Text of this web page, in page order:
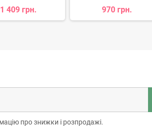
1 409 грн. 970 грн.
про знижки і розпродажі.